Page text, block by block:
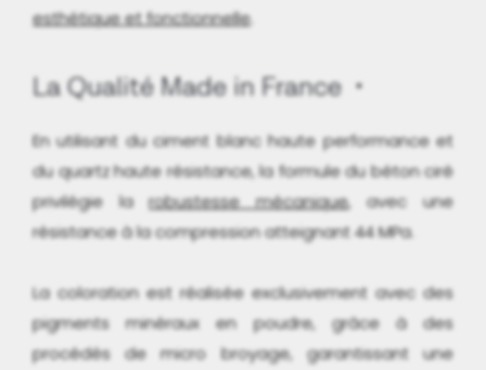
esthétique et fonctionnelle.
La Qualité Made in France
En utilisant du ciment blanc haute performance et
du quartz haute résistance, la formule du béton ciré
privilégie larobustesse mécanique, avec une
résistance à la compression atteignant 44 MPa.
La coloration est réalisée exclusivement avec des
pigments minéraux en poudre, grâce à des
procédés de micro broyage, garantissant une